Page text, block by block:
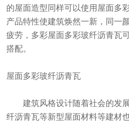
的屋面造型同样可以使用屋面多
产品特性使建筑焕然一新，同一
疲劳，多彩屋面多彩玻纤沥青瓦
搭配。
屋面多彩玻纤沥青瓦
建筑风格设计随着社会的发展
纤沥青瓦等新型屋面材料等建材